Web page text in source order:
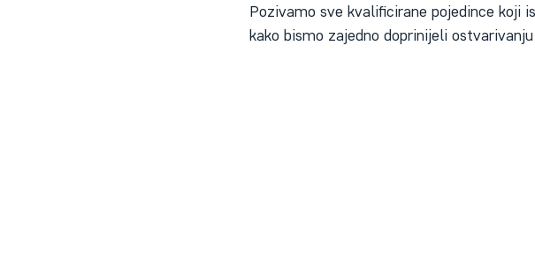
Pozivamo sve kvalificirane pojedince koji
kako bismo zajedno doprinijeli